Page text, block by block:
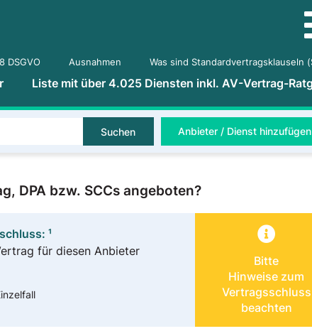
DSGVO Ausnahmen Was sind Standardvertragsklauseln
Liste mit über 4.025 Diensten inkl. AV-Vertrag-
Suchen Anbieter / Dienst
DPA bzw. SCCs angeboten?
¹
für diesen Anbieter
Bitte
Hinweise zum
Vertragsschluss
beachten